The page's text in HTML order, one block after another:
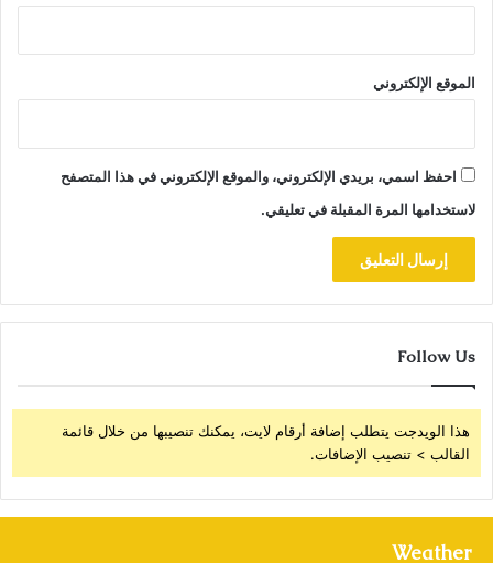
الموقع الإلكتروني
احفظ اسمي، بريدي الإلكتروني، والموقع الإلكتروني في هذا المتصفح
لاستخدامها المرة المقبلة في تعليقي.
Follow Us
هذا الويدجت يتطلب إضافة أرقام لايت، يمكنك تنصيبها من خلال قائمة
القالب > تنصيب الإضافات.
Weather